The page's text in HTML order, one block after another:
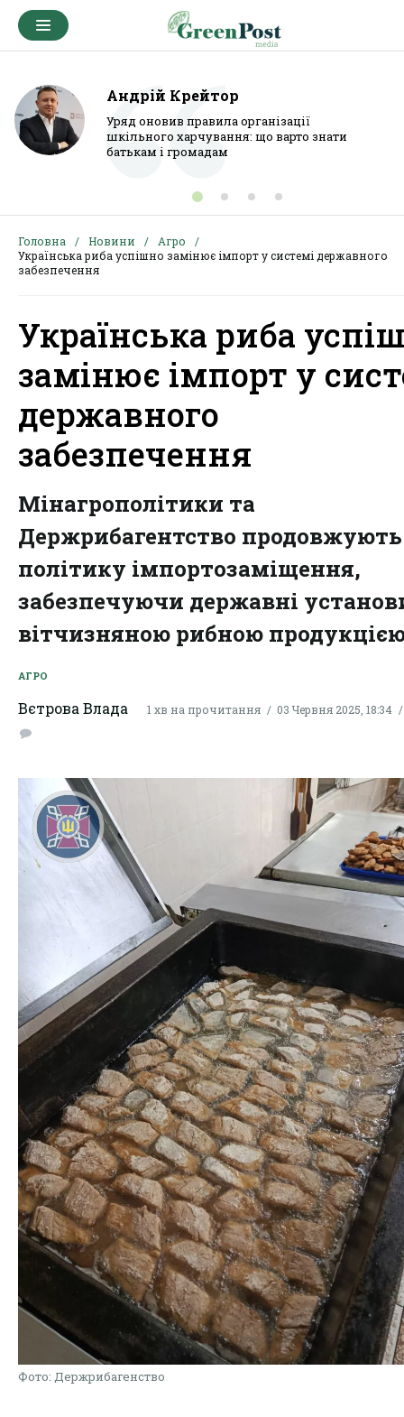
Андрій Крейтор
Уряд оновив правила організації
шкільного харчування: що варто знати
батькам і громадам
Головна Новини
Агро
Українська риба успішно замінює імпорт у системі державного
забезпечення
Українська риба
замінює імпорт у
державного
забезпечення
Мінагрополітики та
Держрибагентство продовжують
політику імпортозаміщення,
забезпечуючи державні
вітчизняною рибною
АГРО
Вєтрова Влада 1 хв на прочитання 03 Червня 2025, 18:34
Фото: Держрибагенство